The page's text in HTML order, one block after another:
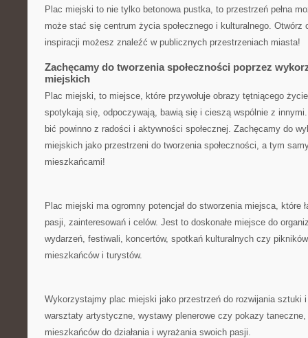
Plac miejski to nie tylko ⁤betonowa pustka, to⁤ przestrzeń pełna
może stać się ​centrum życia społecznego i kulturalnego.
inspiracji możesz znaleźć w publicznych​ przestrzeniach miasta!
Zachęcamy do tworzenia społeczności poprzez
miejskich
Plac‌ miejski, to miejsce, które przywołuje obrazy tętniącego
spotykają się,‍ odpoczywają,⁤ bawią się i cieszą wspólnie z
bić powinno z radości i aktywności społecznej. Zachęcamy do
miejskich jako ⁤przestrzeni⁣ do tworzenia społeczności, a tym
mieszkańcami!
Plac‍ miejski ma ⁤ogromny potencjał do⁢ stworzenia miejsca, które​
pasji, ​zainteresowań⁣ i celów. Jest to doskonałe miejsce do
wydarzeń, festiwali,⁤ koncertów, spotkań ⁤kulturalnych czy
mieszkańców i turystów.
Wykorzystajmy plac miejski jako przestrzeń do rozwijania ‌sztuki
warsztaty artystyczne, ‍wystawy⁣ plenerowe‌ czy pokazy
mieszkańców do działania i wyrażania ‍swoich pasji.